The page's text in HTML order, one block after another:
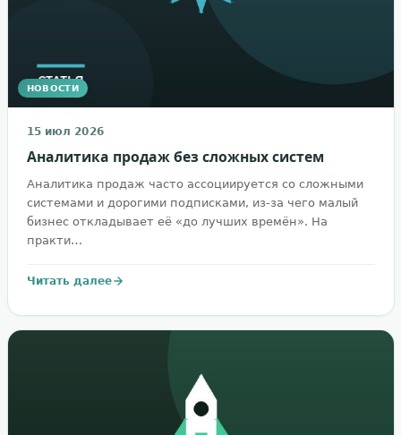
НОВОСТИ
15 июл 2026
Аналитика продаж без сложных систем
Аналитика продаж часто ассоциируется со сложными
системами и дорогими подписками, из-за чего малый
бизнес откладывает её «до лучших времён». На
практи…
Читать далее